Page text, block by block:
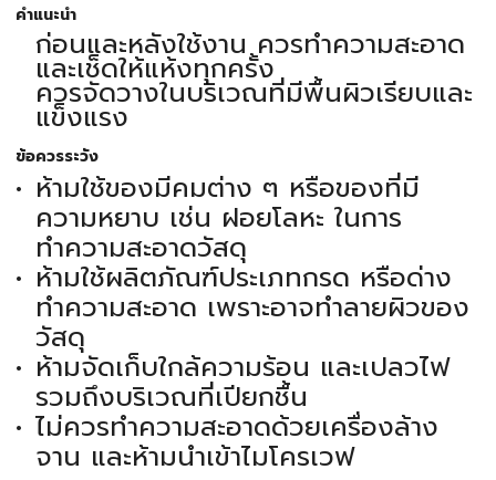
คำแนะนำ
ก่อนและหลังใช้งาน ควรทำความสะอาด
และเช็ดให้แห้งทุกครั้ง
ควรจัดวางในบริเวณที่มีพื้นผิวเรียบและ
แข็งแรง
ข้อควรระวัง
ห้ามใช้ของมีคมต่าง ๆ หรือของที่มี
ความหยาบ เช่น ฝอยโลหะ ในการ
ทำความสะอาดวัสดุ
ห้ามใช้ผลิตภัณฑ์ประเภทกรด หรือด่าง
ทำความสะอาด เพราะอาจทำลายผิวของ
วัสดุ
ห้ามจัดเก็บใกล้ความร้อน และเปลวไฟ
รวมถึงบริเวณที่เปียกชื้น
ไม่ควรทำความสะอาดด้วยเครื่องล้าง
จาน และห้ามนำเข้าไมโครเวฟ